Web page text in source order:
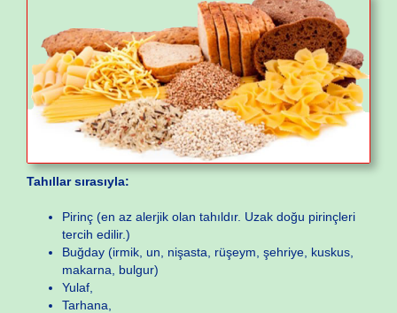
Tahıllar sırasıyla:
Pirinç (en az alerjik olan tahıldır. Uzak doğu pirinçleri
tercih edilir.)
Buğday (irmik, un, nişasta, rüşeym, şehriye, kuskus,
makarna, bulgur)
Yulaf,
Tarhana,